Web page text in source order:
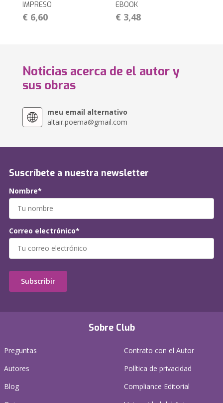
IMPRESO
€ 6,60
EBOOK
€ 3,48
Noticias acerca de el autor y
sus obras
meu email alternativo
altair.poema@gmail.com
Sobre Club
Preguntas
Autores
Blog
Contrato con el Autor
Política de privacidad
Compliance Editorial
Suscríbete a nuestra newsletter
Nombre*
Correo electrónico*
Subscribir